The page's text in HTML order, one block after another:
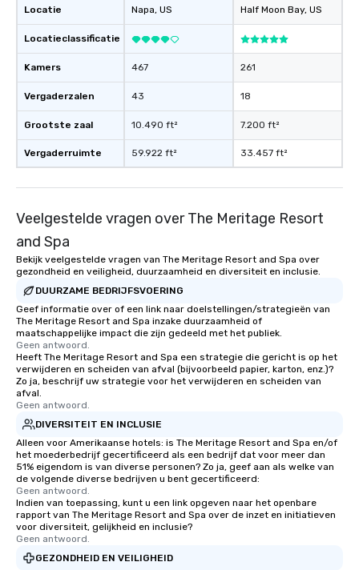
Locatie
Locatieclassificatie
Kamers
Vergaderzalen
Grootste zaal
Vergaderruimte
Napa, US
467
43
10.490 ft²
59.922 ft²
Half Moon Bay, US
261
18
7.200 ft²
33.457 ft²
Veelgestelde vragen over The Meritage Resort
and Spa
Bekijk veelgestelde vragen van The Meritage Resort and Spa over
gezondheid en veiligheid, duurzaamheid en diversiteit en inclusie.
DUURZAME BEDRIJFSVOERING
Geef informatie over of een link naar doelstellingen/strategieën van
The Meritage Resort and Spa inzake duurzaamheid of
maatschappelijke impact die zijn gedeeld met het publiek.
Geen antwoord.
Heeft The Meritage Resort and Spa een strategie die gericht is op het
verwijderen en scheiden van afval (bijvoorbeeld papier, karton, enz.)?
Zo ja, beschrijf uw strategie voor het verwijderen en scheiden van
afval.
Geen antwoord.
DIVERSITEIT EN INCLUSIE
Alleen voor Amerikaanse hotels: is The Meritage Resort and Spa en/of
het moederbedrijf gecertificeerd als een bedrijf dat voor meer dan
51% eigendom is van diverse personen? Zo ja, geef aan als welke van
de volgende diverse bedrijven u bent gecertificeerd:
Geen antwoord.
Indien van toepassing, kunt u een link opgeven naar het openbare
rapport van The Meritage Resort and Spa over de inzet en initiatieven
voor diversiteit, gelijkheid en inclusie?
Geen antwoord.
GEZONDHEID EN VEILIGHEID